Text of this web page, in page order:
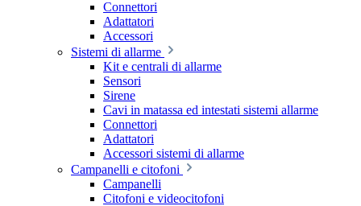
Connettori
Adattatori
Accessori
Sistemi di allarme
Kit e centrali di allarme
Sensori
Sirene
Cavi in matassa ed intestati sistemi allarme
Connettori
Adattatori
Accessori sistemi di allarme
Campanelli e citofoni
Campanelli
Citofoni e videocitofoni